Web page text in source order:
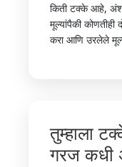
किती टक्के आहे,
मूल्यांपैकी
करा आणि उरलेले
तुम्हाला
गरज कधी